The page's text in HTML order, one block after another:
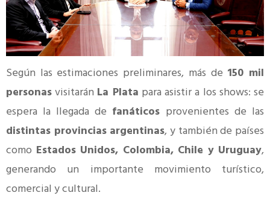
Según las estimaciones preliminares, más de 150 mil
personasvisitarán La Plata para asistir a los shows: se
espera la llegada de fanáticos provenientes de las
distintas provincias argentinas, y también de países
como Estados Unidos, Colombia, Chile y Uruguay,
generando un importante movimiento turístico,
comercial y cultural.